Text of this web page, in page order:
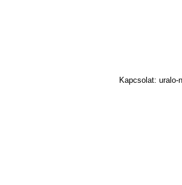
Kapcsolat: uralo-